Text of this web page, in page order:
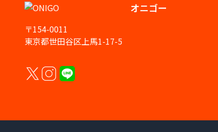
オニゴー
〒154-0011
東京都世田谷区上馬1-17-5